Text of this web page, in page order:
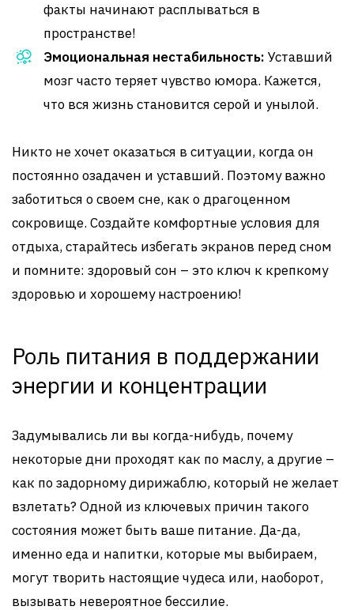
факты начинают расплываться в
пространстве!
Эмоциональная нестабильность: Уставший
мозг часто теряет чувство юмора. Кажется,
что вся жизнь становится серой и унылой.
Никто не хочет оказаться в ситуации, когда он
постоянно озадачен и уставший. Поэтому важно
заботиться о своем сне, как о драгоценном
сокровище. Создайте комфортные условия для
отдыха, старайтесь избегать экранов перед сном
и помните: здоровый сон – это ключ к крепкому
здоровью и хорошему настроению!
Роль питания в поддержании
энергии и концентрации
Задумывались ли вы когда-нибудь, почему
некоторые дни проходят как по маслу, а другие –
как по задорному дирижаблю, который не желает
взлетать? Одной из ключевых причин такого
состояния может быть ваше питание. Да-да,
именно еда и напитки, которые мы выбираем,
могут творить настоящие чудеса или, наоборот,
вызывать невероятное бессилие.